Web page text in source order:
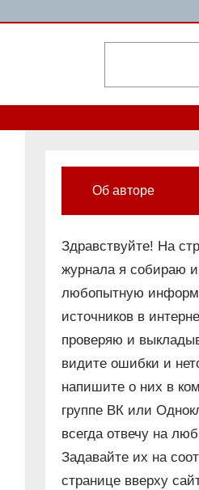
Об авторе
Здравствуйте! На
журнала я собираю
любопытную
источников в
проверяю и
видите ошибки и
напишите о них в
группе ВК или
всегда отвечу на
Задавайте их на
странице вверху